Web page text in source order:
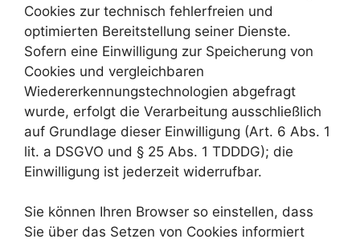
Cookies zur technisch fehlerfreien und
optimierten Bereitstellung seiner Dienste.
Sofern eine Einwilligung zur Speicherung von
Cookies und vergleichbaren
Wiedererkennungstechnologien abgefragt
wurde, erfolgt die Verarbeitung ausschließlich
auf Grundlage dieser Einwilligung (Art. 6 Abs. 1
lit. a DSGVO und § 25 Abs. 1 TDDDG); die
Einwilligung ist jederzeit widerrufbar.
Sie können Ihren Browser so einstellen, dass
Sie über das Setzen von Cookies informiert